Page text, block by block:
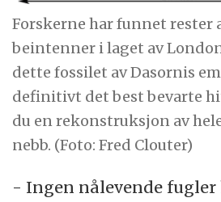
Forskerne har funnet rester
beintenner i laget av
dette fossilet av Dasornis
definitivt det best bevarte
du en rekonstruksjon av
nebb. (Foto: Fred Clouter)
- Ingen nålevende